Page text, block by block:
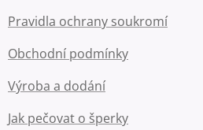
Pravidla ochrany soukromí
Obchodní podmínky
Výroba a dodání
Jak pečovat o šperky